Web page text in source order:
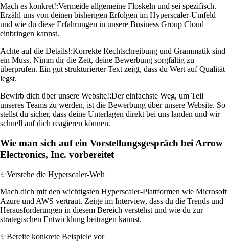
Mach es konkret!:Vermeide allgemeine Floskeln und sei spezifisch.
Erzähl uns von deinen bisherigen Erfolgen im Hyperscaler-Umfeld
und wie du diese Erfahrungen in unsere Business Group Cloud
einbringen kannst.
Achte auf die Details!:Korrekte Rechtschreibung und Grammatik sind
ein Muss. Nimm dir die Zeit, deine Bewerbung sorgfältig zu
überprüfen. Ein gut strukturierter Text zeigt, dass du Wert auf Qualität
legst.
Bewirb dich über unsere Website!:Der einfachste Weg, um Teil
unseres Teams zu werden, ist die Bewerbung über unsere Website. So
stellst du sicher, dass deine Unterlagen direkt bei uns landen und wir
schnell auf dich reagieren können.
Wie man sich auf ein Vorstellungsgespräch bei Arrow
Electronics, Inc. vorbereitet
✨Verstehe die Hyperscaler-Welt
Mach dich mit den wichtigsten Hyperscaler-Plattformen wie Microsoft
Azure und AWS vertraut. Zeige im Interview, dass du die Trends und
Herausforderungen in diesem Bereich verstehst und wie du zur
strategischen Entwicklung beitragen kannst.
✨Bereite konkrete Beispiele vor